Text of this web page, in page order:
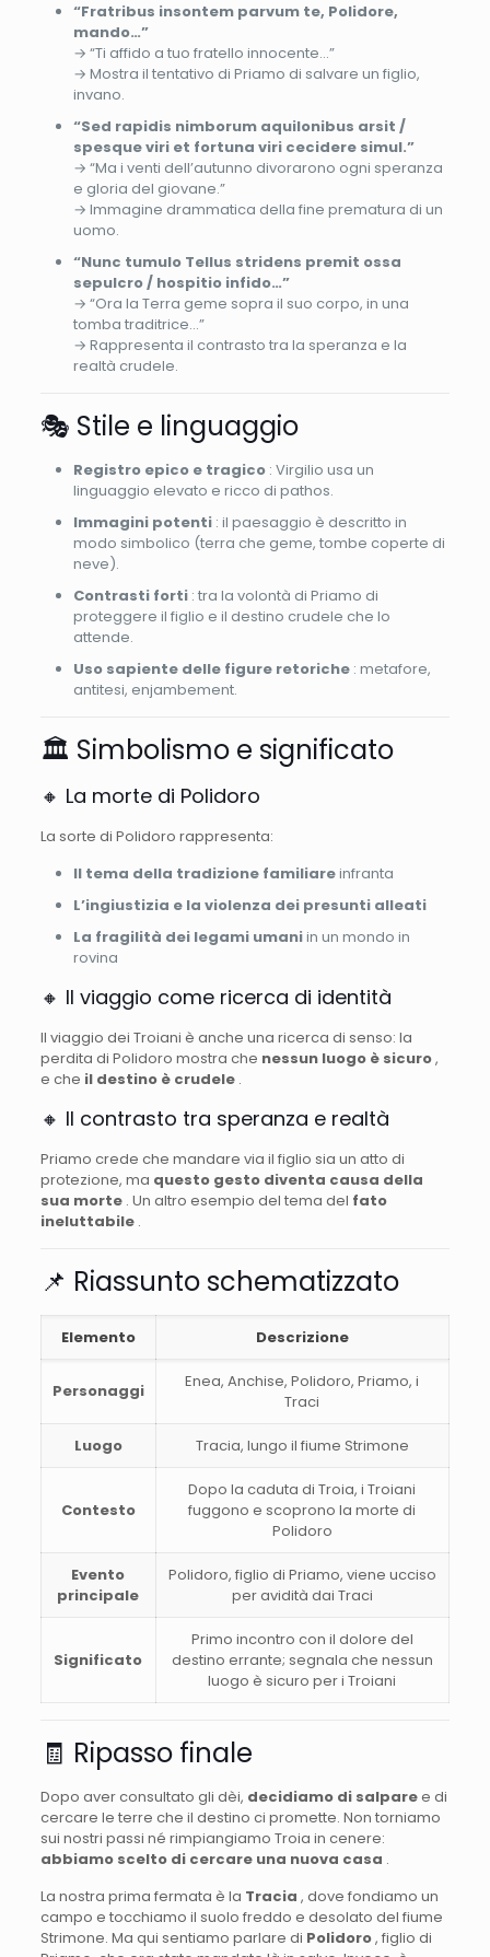
“Fratribus insontem parvum te, Polidore,
mando…”
→ “Ti affido a tuo fratello innocente…”
→ Mostra il tentativo di Priamo di salvare un figlio,
invano.
“Sed rapidis nimborum aquilonibus arsit /
spesque viri et fortuna viri cecidere simul.”
→ “Ma i venti dell’autunno divorarono ogni speranza
e gloria del giovane.”
→ Immagine drammatica della fine prematura di un
uomo.
“Nunc tumulo Tellus stridens premit ossa
sepulcro / hospitio infido…”
→ “Ora la Terra geme sopra il suo corpo, in una
tomba traditrice…”
→ Rappresenta il contrasto tra la speranza e la
realtà crudele.
🎭 Stile e linguaggio
Registro epico e tragico : Virgilio usa un
linguaggio elevato e ricco di pathos.
Immagini potenti : il paesaggio è descritto in
modo simbolico (terra che geme, tombe coperte di
neve).
Contrasti forti : tra la volontà di Priamo di
proteggere il figlio e il destino crudele che lo
attende.
Uso sapiente delle figure retoriche : metafore,
antitesi, enjambement.
🏛️ Simbolismo e significato
🔸 La morte di Polidoro
La sorte di Polidoro rappresenta:
Il tema della tradizione familiareinfranta
L’ingiustizia e la violenza dei presunti alleati
La fragilità dei legami umaniin un mondo in
rovina
🔸 Il viaggio come ricerca di identità
Il viaggio dei Troiani è anche una ricerca di senso: la
perdita di Polidoro mostra che nessun luogo è sicuro,
e che il destino è crudele .
🔸 Il contrasto tra speranza e realtà
Priamo crede che mandare via il figlio sia un atto di
protezione, ma questo gesto diventa causa della
sua morte . Un altro esempio del tema del fato
ineluttabile .
📌 Riassunto schematizzato
Elemento Descrizione
Personaggi
Enea, Anchise, Polidoro, Priamo, i
Traci
Luogo Tracia, lungo il fiume Strimone
Contesto
Dopo la caduta di Troia, i Troiani
fuggono e scoprono la morte di
Polidoro
Evento
principale
Polidoro, figlio di Priamo, viene ucciso
per avidità dai Traci
Significato
Primo incontro con il dolore del
destino errante; segnala che nessun
luogo è sicuro per i Troiani
🧾 Ripasso finale
Dopo aver consultato gli dèi, decidiamo di salparee di
cercare le terre che il destino ci promette. Non torniamo
sui nostri passi né rimpiangiamo Troia in cenere:
abbiamo scelto di cercare una nuova casa .
La nostra prima fermata è la Tracia , dove fondiamo un
campo e tocchiamo il suolo freddo e desolato del fiume
Strimone. Ma qui sentiamo parlare di Polidoro, figlio di